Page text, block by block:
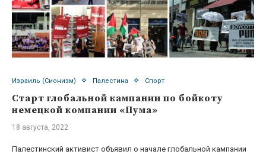
Израиль (Сионизм) Палестина Спорт
Старт глобальной кампании по бойкоту
немецкой компании «Пума»
18 августа, 2022
Палестинский активист объявил о начале глобальной кампании